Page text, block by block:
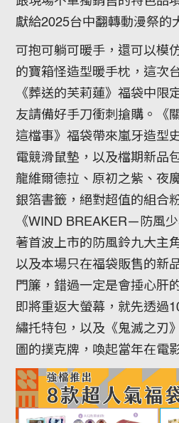
獻給2025台中翻轉動漫祭的
可抱可躺可暖手，還可以模
的寶箱怪造型暖手枕，這次
《葬送的芙莉蓮》福袋中限
友請備好手刀衝刺搶購。《
這檔事》福袋帶來嵐牙造型
電競滑鼠墊，以及檔期新品
龍維爾德拉、原初之紫、夜
銀箔書籤，絕對超值的組合
《WIND BREAKER—防風
著首波上市的防風鈴九大主
以及本場只在福袋販售的新
門簾，錯過一定是會捶心肝
即將重返大螢幕，就先透過
繡托特包，以及《鬼滅之刃
圖的撲克牌，喚起當年在電